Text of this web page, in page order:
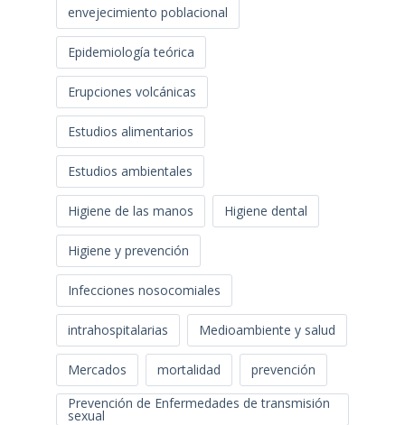
envejecimiento poblacional
Epidemiología teórica
Erupciones volcánicas
Estudios alimentarios
Estudios ambientales
Higiene de las manos Higiene dental
Higiene y prevención
Infecciones nosocomiales
intrahospitalarias Medioambiente y salud
Mercados mortalidad
prevención
Prevención de Enfermedades de transmisión
sexual